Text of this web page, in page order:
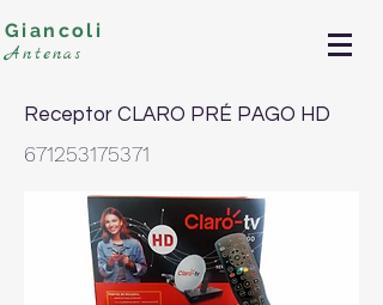
Giancoli
Antenas
Receptor CLARO PRÉ PAGO HD
671253175371